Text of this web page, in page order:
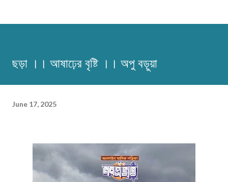
ছড়া ।। আষাঢ়ের বৃষ্টি ।। অপু বড়ুয়া
June 17, 2025